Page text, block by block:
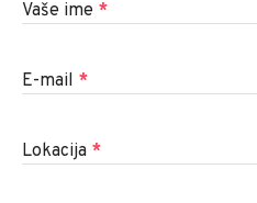
Vaše ime *
E-mail *
Lokacija *